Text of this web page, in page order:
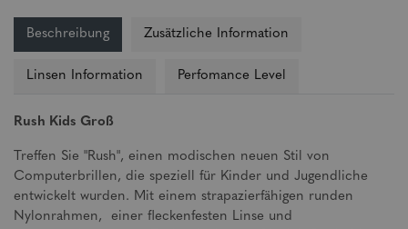
Beschreibung Zusätzliche Information
Linsen Information Perfomance Level
Rush Kids Groß
Treffen Sie "Rush", einen modischen neuen Stil von
Computerbrillen, die speziell für Kinder und Jugendliche
entwickelt wurden. Mit einem strapazierfähigen runden
Nylonrahmen, einer fleckenfesten Linse und